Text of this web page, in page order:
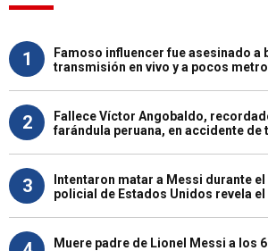
1
Famoso influencer fue asesinado a
transmisión en vivo y a pocos
2
Fallece Víctor Angobaldo,
farándula peruana, en accidente de
3
Intentaron matar a Messi durante
policial de Estados Unidos revela
Muere padre de Lionel Messi a los